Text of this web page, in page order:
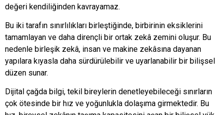
değeri kendiliğinden kavrayamaz.
Bu iki tarafın sınırlılıkları birleştiğinde, birbirinin eksiklerini
tamamlayan ve daha dirençli bir ortak zekâ zemini oluşur. Bu
nedenle birleşik zekâ, insan ve makine zekâsına dayanan
yapılara kıyasla daha sürdürülebilir ve uyarlanabilir bir bilişsel
düzen sunar.
Dijital çağda bilgi, tekil bireylerin denetleyebileceği sınırların
çok ötesinde bir hız ve yoğunlukla dolaşıma girmektedir. Bu